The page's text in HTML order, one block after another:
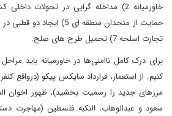
تجارت اسلحه 7) تحمیل طرح های صلح.
برای درک کامل ناامنی‌ها در خاورمیانه باید
کنیم. از استعمار، قرارداد سایکس پیکو (درواقع
مرزهای جدید را رسمیت بخشید)، ظهور اخوان
سعود و عبدالوهاب، النکبه فلسطین (مهاجرت